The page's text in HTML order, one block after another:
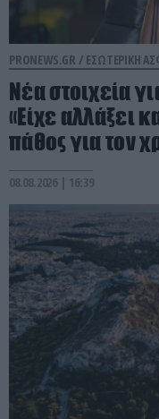
PRONEWS.GR / ΕΣΩΤΕΡΙΚΗ
Νέα στοιχεία
«Είχε αλλάξει
πάθος για τον
08.08.2026 | 16:39